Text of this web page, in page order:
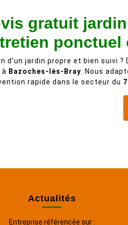
gratuit
ponctuel
d’un jardin propre et bien suivi ?
Bazoches-lès-Bray . Nous
rapide dans le secteur du
Actualités
Entreprise référencée sur :